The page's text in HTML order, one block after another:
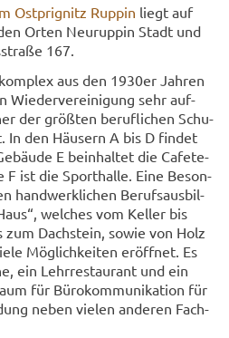
Ost­pri­g­nitz Rup­pin liegt auf
Orten Neu­rup­pin Stadt und
167.
aus den 1930er Jah­ren
Wie­der­ver­ei­ni­gung sehr auf­
der größ­ten be­ruf­li­chen Schu­
In den Häu­sern A bis D fin­det
E be­inhal­tet die Ca­fe­te­
F ist die Sport­hal­le. Eine Be­son­
hand­werk­li­chen Be­rufs­aus­bil­
wel­ches vom Kel­ler bis
zum Dach­stein, sowie von Holz
Mög­lich­kei­ten er­öff­net. Es
ein Lehr­re­stau­rant und ein
für Bü­ro­kom­mu­ni­ka­ti­on für
neben vie­len an­de­ren Fach­